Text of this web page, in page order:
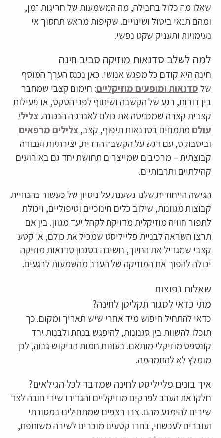
שאלו מה כלול בחבילה, מה המשמעות של חריגות זמן,
ומהם תנאי ביטול ושינויים. שקיפות מראש תחסוך אי
נעימויות ותעניק שקט נפשי.
למה לשלב סדנאות מוזיקה סביב חינה
חינה היא קודם כל מפגש אנושי. כאן נכנס הערך המוסף
שלסדנאות ומופעים מוזיקליים: חימום קצבי שמחבר
בין דורות, רגע של הקשבה ושיתוף לפני הטקס, או פעילות
קצבית קצרה שמכניסה את כולם לאנרגיה הנכונה.צלילי
עולם מתמחים בסדנאות תיפוף, קצב,צלילים מרפאים
וביטבוקס, עם דגש על הקשבה הדדית, יצירתיות ועבודה
קבוצתית – מרכיבים שמייצרים תחושת יחד גם באירועים
קהילתיים ותרבותיים.
הגישה הייחודית שלנו נשענת על ניסיון של כעשור בהנחיית
קבוצות מגוונות, שילוב כלים חינוכיים וטיפוליים, ויכולת
לתפור חוויה מוזיקלית מדויקת לקהל יעד מגוון. בין אם
תרצו השראה לבניית פלייליסט שמכיל את כולם, או קטע
קצבי שמגדיל את החיוך, חשיבה בסגנון סדנאות מוזיקה
יכולה להפוך את המוזיקה של הערב מהשמעות לרגעים.
שאלות נפוצות
מתי כדאי לסגור תקליטן לחינה?
כדאי להתחיל חיפוש מיד אחרי שיש תאריך ומקום. כך
תוכלו להשוות בין סגנונות, להיפגש בנחת ולבנות יחד
קונספט מוזיקלי מותאם. בעונות חמות הביקוש גבוה, לכן
מומלץ לא להתמהמה.
איך בונים פלייליסט לחינה שמדבר לכל הגילאים?
חלקו את הערב לפרקים מוזיקליים והגדירו שירי חובה לצד
שירים להימנע מהם. צרו רצפים שמתחילים במסורתי
ועוברים לעכשווי, בחרו קטעים מוכרים לשירה משותפת,